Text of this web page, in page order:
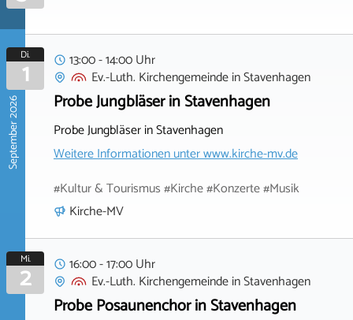
September 2026
Di.
1
13:00 - 14:00 Uhr
Ev.-Luth. KirchengemeindeinStavenhagen
Probe Jungbläser in Stavenhagen
Probe Jungbläser in Stavenhagen
Weitere Informationen unterwww.kirche-mv.de
#Kultur & Tourismus #Kirche #Konzerte #Musik
Kirche-MV
Mi.
2
16:00 - 17:00 Uhr
Ev.-Luth. KirchengemeindeinStavenhagen
Probe Posaunenchor in Stavenhagen